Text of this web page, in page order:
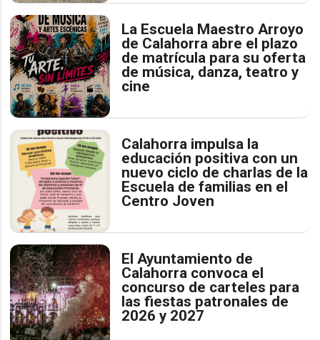
La Escuela Maestro Arroyo
de Calahorra abre el plazo
de matrícula para su oferta
de música, danza, teatro y
cine
Calahorra impulsa la
educación positiva con un
nuevo ciclo de charlas de la
Escuela de familias en el
Centro Joven
El Ayuntamiento de
Calahorra convoca el
concurso de carteles para
las fiestas patronales de
2026 y 2027